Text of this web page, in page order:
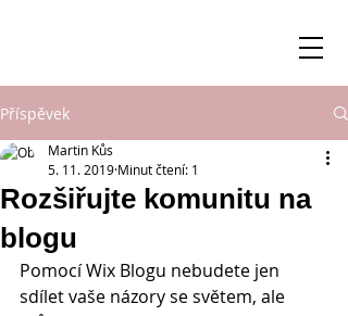
Příspěvek
Rozšiřujte komunitu na
blogu
Martin Kůs
5. 11. 2019 Minut čtení: 1
Pomocí Wix Blogu nebudete jen
sdílet vaše názory se světem, ale